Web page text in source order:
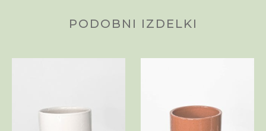
PODOBNI IZDELKI